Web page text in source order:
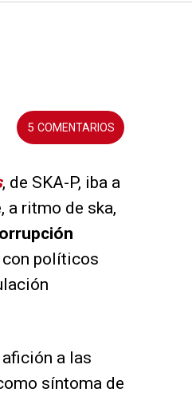
5
, de SKA-P, iba a
a ritmo de ska,
con políticos
afición a las
síntoma de